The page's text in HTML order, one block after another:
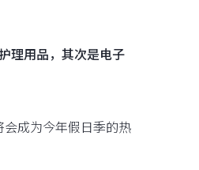
理用品，其次是电子
会成为今年假日季的热